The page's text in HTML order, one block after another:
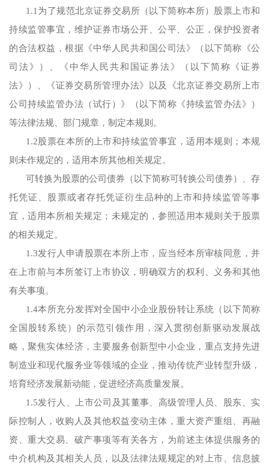
1.1为了规范北京证券交易所（以下简称本所）股票上市和
持续监管事宜，维护证券市场公开、公平、公正，保护投资者
的合法权益，根据《中华人民共和国公司法》（以下简称《公
司法》）、《中华人民共和国证券法》（以下简称《证券
法》）、《证券交易所管理办法》以及《北京证券交易所上市
公司持续监管办法（试行）》（以下简称《持续监管办法》）
等法律法规、部门规章，制定本规则。
1.2股票在本所的上市和持续监管事宜，适用本规则；本规
则未作规定的，适用本所其他相关规定。
可转换为股票的公司债券（以下简称可转换公司债券）、存
托凭证、股票或者存托凭证衍生品种的上市和持续监管等事
宜，适用本所相关规定；未规定的，参照适用本规则关于股票
的相关规定。
1.3发行人申请股票在本所上市，应当经本所审核同意，并
在上市前与本所签订上市协议，明确双方的权利、义务和其他
有关事项。
1.4本所充分发挥对全国中小企业股份转让系统（以下简称
全国股转系统）的示范引领作用，深入贯彻创新驱动发展战
略，聚焦实体经济，主要服务创新型中小企业，重点支持先进
制造业和现代服务业等领域的企业，推动传统产业转型升级，
培育经济发展新动能，促进经济高质量发展。
1.5发行人、上市公司及其董事、高级管理人员、股东、实
际控制人，收购人及其他权益变动主体，重大资产重组、再融
资、重大交易、破产事项等有关各方，为前述主体提供服务的
中介机构及其相关人员，以及法律法规规定的对上市、信息披